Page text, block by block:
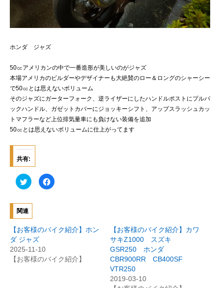
ホンダ ジャズ
50㏄アメリカンの中で一番造形が美しいのがジャズ
本場アメリカのビルダーやデザイナーも大絶賛のロー＆ロングのシャーシー
で50㏄とは思えないボリューム
そのジャズにガーターフォーク、逆ライザーにしたハンドルポストにプルバ
ックハンドル、ガゼットカバーにジョッキーシフト、アップスラッシュカッ
トマフラーなど上位排気量車にも負けない装備を追加
50㏄とは思えないボリュームに仕上がってます
共有:
ク
リ
し
て
T
w
i
t
t
e
r
で
共
F
a
で
共
に
は
関連
【お客様のバイク紹介】ホン
ダ ジャズ
2025-11-10
【お客様のバイク紹介】
【お客様のバイク紹介】カワ
サキZ1000 スズキ
GSR250 ホンダ
CBR900RR CB400SF
VTR250
2019-03-10